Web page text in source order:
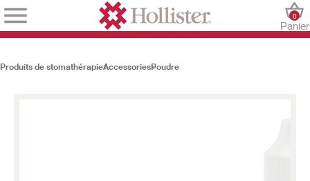
Panier
0
Produits de stomathérapieAccessoriesPoudre